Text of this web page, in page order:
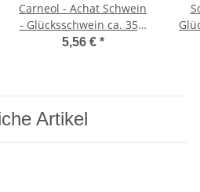
Carneol - Achat Schwein
- Glücksschwein ca. 35 x
5,56 € *
Artikel